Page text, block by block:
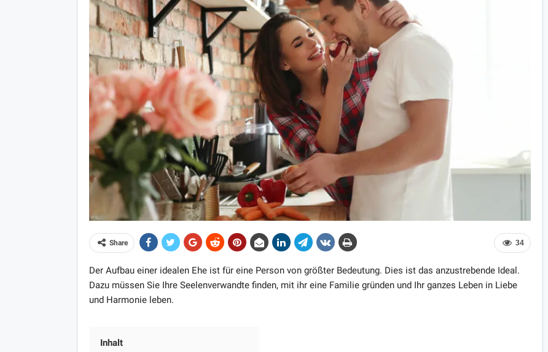
34
Share
Der Aufbau einer idealen Ehe ist für eine Person von größter Bedeutung. Dies ist das anzustrebende Ideal.
Dazu müssen Sie Ihre Seelenverwandte finden, mit ihr eine Familie gründen und Ihr ganzes Leben in Liebe
und Harmonie leben.
Inhalt